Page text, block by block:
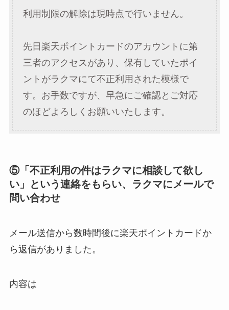
利用制限の解除は現時点で行いません。
先日楽天ポイントカードのアカウントに第
三者のアクセスがあり、保有していたポイ
ントがラクマにて不正利用された模様で
す。お手数ですが、早急にご確認とご対応
のほどよろしくお願いいたします。
⑤「不正利用の件はラクマに相談して欲し
い」という連絡をもらい、ラクマにメールで
問い合わせ
メール送信から数時間後に楽天ポイントカードか
ら返信がありました。
内容は